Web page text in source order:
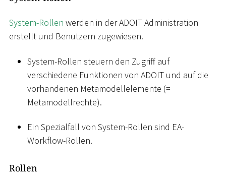
System-Rollen werden in der ADOIT Administration
erstellt und Benutzern zugewiesen.
System-Rollen steuern den Zugriff auf
verschiedene Funktionen von ADOIT und auf die
vorhandenen Metamodellelemente (=
Metamodellrechte).
Ein Spezialfall von System-Rollen sind EA-
Workflow-Rollen.
Rollen